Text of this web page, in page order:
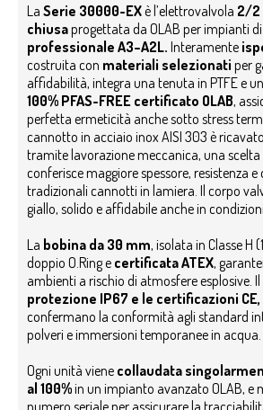
La Serie 30000-EXè l’elettrovalvola 2/2
chiusaprogettata da OLAB per impianti di
professionale A3–A2L. Interamente
costruita con materiali selezionati per
affidabilità, integra una tenuta in PTFE e un
100% PFAS-FREE certificato OLAB,
perfetta ermeticità anche sotto stress
cannotto in acciaio inox AISI 303 è
tramite lavorazione meccanica, una
conferisce maggiore spessore, resistenza
tradizionali cannotti in lamiera. Il corpo
giallo, solido e affidabile anche in
La bobina da 30 mm, isolata in Classe H
doppio O.Ring e certificata ATEX,
ambienti a rischio di atmosfere esplosive. Il
protezione IP67 e le certificazioni CE,
confermano la conformità agli standard
polveri e immersioni temporanee in acqua.
Ogni unità viene collaudata
al 100%in un impianto avanzato OLAB, e
numero seriale per assicurare la